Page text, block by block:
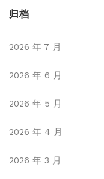
归档
2026 年 7 月
2026 年 6 月
2026 年 5 月
2026 年 4 月
2026 年 3 月